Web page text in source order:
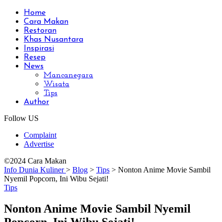
Home
Cara Makan
Restoran
Khas Nusantara
Inspirasi
Resep
News
Mancanegara
Wisata
Tips
Author
Follow US
Complaint
Advertise
©2024 Cara Makan
Info Dunia Kuliner> Blog > Tips > Nonton Anime Movie Sambil
Nyemil Popcorn, Ini Wibu Sejati!
Tips
Nonton Anime Movie Sambil Nyemil